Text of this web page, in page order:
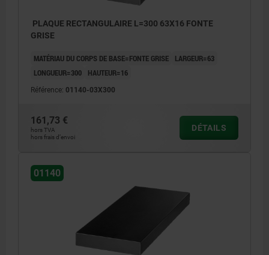
PLAQUE RECTANGULAIRE L=300 63X16 FONTE
GRISE
MATÉRIAU DU CORPS DE BASE=FONTE GRISE
LARGEUR=63
LONGUEUR=300
HAUTEUR=16
Référence: 01140-03X300
161,73 €
hors TVA
hors frais d’envoi
DÉTAILS
01140